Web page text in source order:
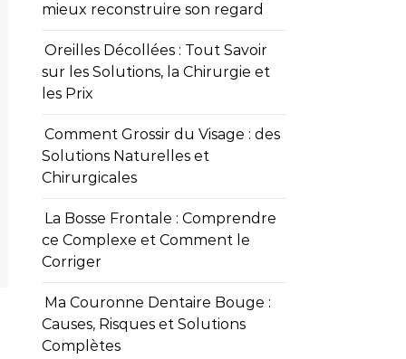
mieux reconstruire son regard
Oreilles Décollées : Tout Savoir
sur les Solutions, la Chirurgie et
les Prix
Comment Grossir du Visage : des
Solutions Naturelles et
Chirurgicales
La Bosse Frontale : Comprendre
ce Complexe et Comment le
Corriger
Ma Couronne Dentaire Bouge :
Causes, Risques et Solutions
Complètes